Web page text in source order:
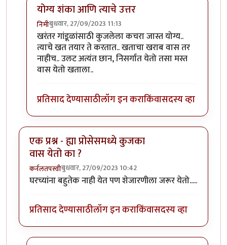
योग्य शंका आणि त्याचे उत्तर
निमीबुधवार, 27/09/2023 11:13
In reply toचांगलाच उपक्रमbyसौन्दर्य
खरंतर गांडूळांसाठी कुजलेला कचरा जास्त योग्य..
त्याचे खत तयार ते करतात.. खताचा खराब वास तर
नाहीच.. उलट अत्यंत छान, निसर्गात येतो तसा मस्त
वास येतो खताला..
प्रतिसाद देण्यासाठीलॉग इन कराकिंवासदस्य व्हा
एक प्रश्न - ह्या प्रोसेसमध्ये कुजका
वास येतो का ?
कर्नलतपस्वीबुधवार, 27/09/2023 10:42
घरच्यांना बहुतेक नाही येत पण शेजारणीला जरूर येतो.....
प्रतिसाद देण्यासाठीलॉग इन कराकिंवासदस्य व्हा